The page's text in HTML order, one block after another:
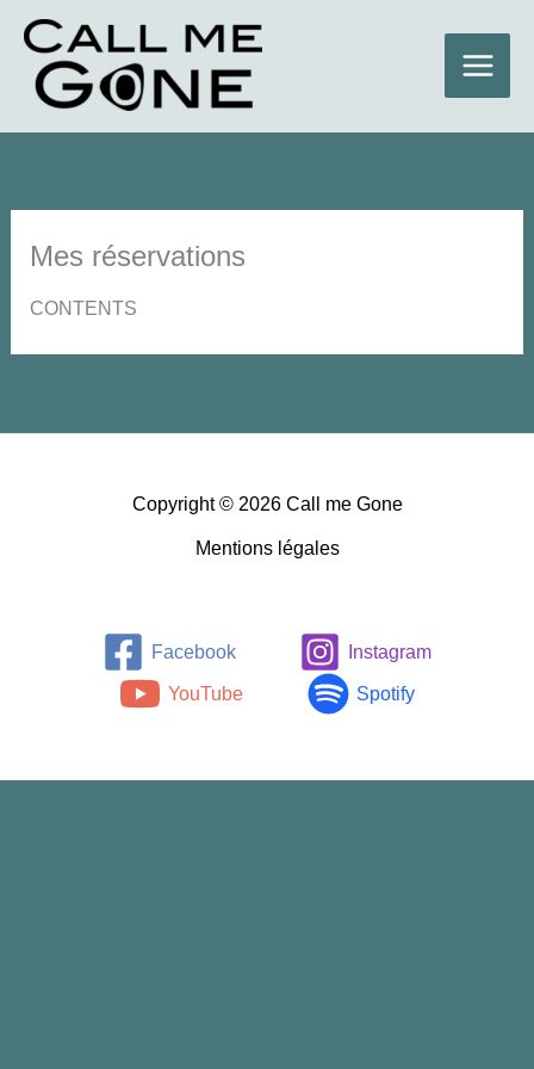
Aller
contenu
Mes réservations
CONTENTS
Copyright © 2026 Call me Gone
Mentions légales
Facebook
Instagram
YouTube
Spotify